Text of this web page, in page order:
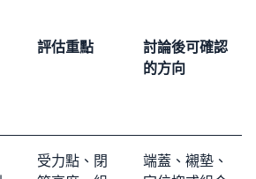
評估重點
討論後可確認
的方向
受力點、閉
端蓋、襯墊、